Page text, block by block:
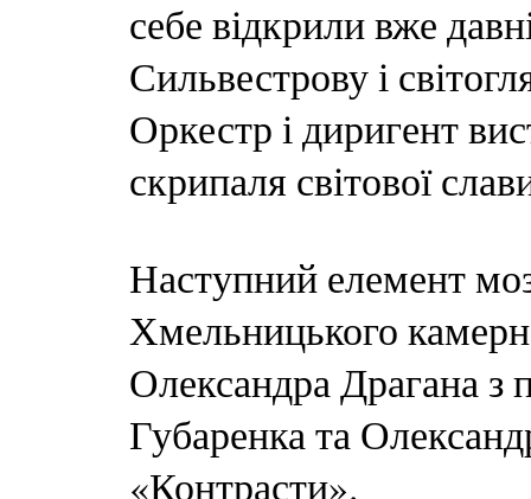
себе відкрили вже
Сильвестрову і
Оркестр і диригент
скрипаля світової
Наступний елемент
Хмельницького
Олександра Драгана з
Губаренка та
«Контрасти».